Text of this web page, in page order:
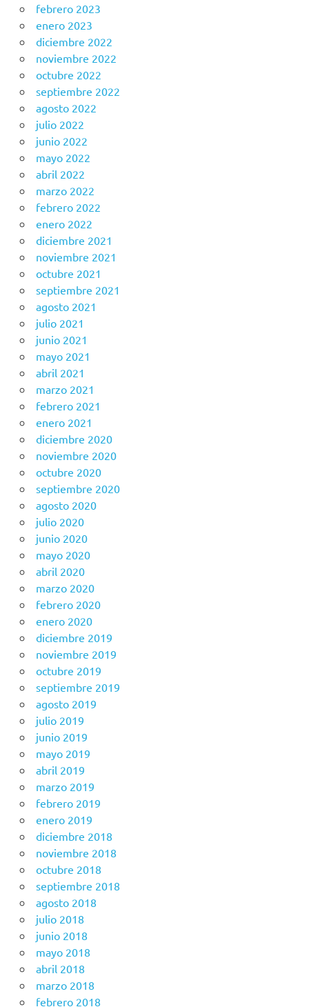
febrero 2023
enero 2023
diciembre 2022
noviembre 2022
octubre 2022
septiembre 2022
agosto 2022
julio 2022
junio 2022
mayo 2022
abril 2022
marzo 2022
febrero 2022
enero 2022
diciembre 2021
noviembre 2021
octubre 2021
septiembre 2021
agosto 2021
julio 2021
junio 2021
mayo 2021
abril 2021
marzo 2021
febrero 2021
enero 2021
diciembre 2020
noviembre 2020
octubre 2020
septiembre 2020
agosto 2020
julio 2020
junio 2020
mayo 2020
abril 2020
marzo 2020
febrero 2020
enero 2020
diciembre 2019
noviembre 2019
octubre 2019
septiembre 2019
agosto 2019
julio 2019
junio 2019
mayo 2019
abril 2019
marzo 2019
febrero 2019
enero 2019
diciembre 2018
noviembre 2018
octubre 2018
septiembre 2018
agosto 2018
julio 2018
junio 2018
mayo 2018
abril 2018
marzo 2018
febrero 2018